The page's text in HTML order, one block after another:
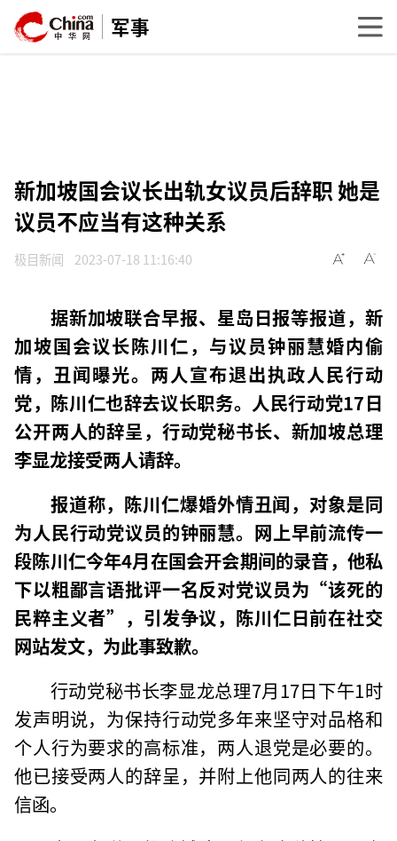
军事
新加坡国会议长出轨女议员后辞职 她是
议员不应当有这种关系
极目新闻 2023-07-18 11:16:40
据新加坡联合早报、星岛日报等报道，新
加坡国会议长陈川仁，与议员钟丽慧婚内偷
情，丑闻曝光。两人宣布退出执政人民行动
党，陈川仁也辞去议长职务。人民行动党17日
公开两人的辞呈，行动党秘书长、新加坡总理
李显龙接受两人请辞。
报道称，陈川仁爆婚外情丑闻，对象是同
为人民行动党议员的钟丽慧。网上早前流传一
段陈川仁今年4月在国会开会期间的录音，他私
下以粗鄙言语批评一名反对党议员为“该死的
民粹主义者”，引发争议，陈川仁日前在社交
网站发文，为此事致歉。
行动党秘书长李显龙总理7月17日下午1时
发声明说，为保持行动党多年来坚守对品格和
个人行为要求的高标准，两人退党是必要的。
他已接受两人的辞呈，并附上他同两人的往来
信函。